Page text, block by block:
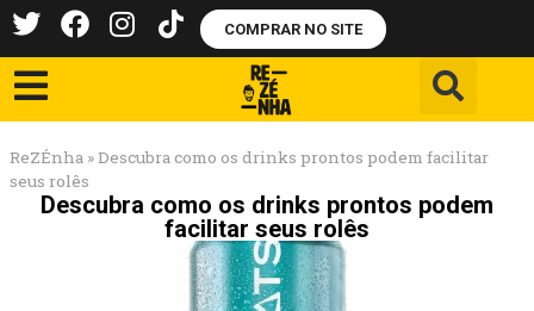
COMPRAR NO SITE
ReZÉnha »Descubra como os drinks prontos podem facilitar
seus rolês
Descubra como os drinks prontos podem
facilitar seus rolês